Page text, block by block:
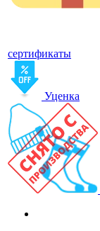
сертификаты
Уценка